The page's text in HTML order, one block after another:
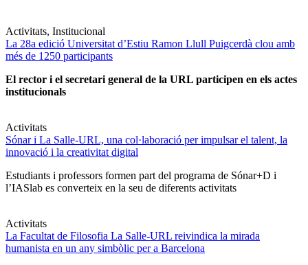
Activitats, Institucional
La 28a edició Universitat d’Estiu Ramon Llull Puigcerdà clou amb
més de 1250 participants
El rector i el secretari general de la URL participen en els actes
institucionals
Activitats
Sónar i La Salle-URL, una col·laboració per impulsar el talent, la
innovació i la creativitat digital
Estudiants i professors formen part del programa de Sónar+D i
l’IASlab es converteix en la seu de diferents activitats
Activitats
La Facultat de Filosofia La Salle-URL reivindica la mirada
humanista en un any simbòlic per a Barcelona